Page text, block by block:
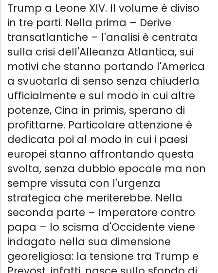
Trump a Leone XIV. Il volume è diviso
in tre parti. Nella prima – Derive
transatlantiche – l'analisi è centrata
sulla crisi dell'Alleanza Atlantica, sui
motivi che stanno portando l'America
a svuotarla di senso senza chiuderla
ufficialmente e sul modo in cui altre
potenze, Cina in primis, sperano di
profittarne. Particolare attenzione è
dedicata poi al modo in cui i paesi
europei stanno affrontando questa
svolta, senza dubbio epocale ma non
sempre vissuta con l'urgenza
strategica che meriterebbe. Nella
seconda parte – Imperatore contro
papa – lo scisma d'Occidente viene
indagato nella sua dimensione
georeligiosa: la tensione tra Trump e